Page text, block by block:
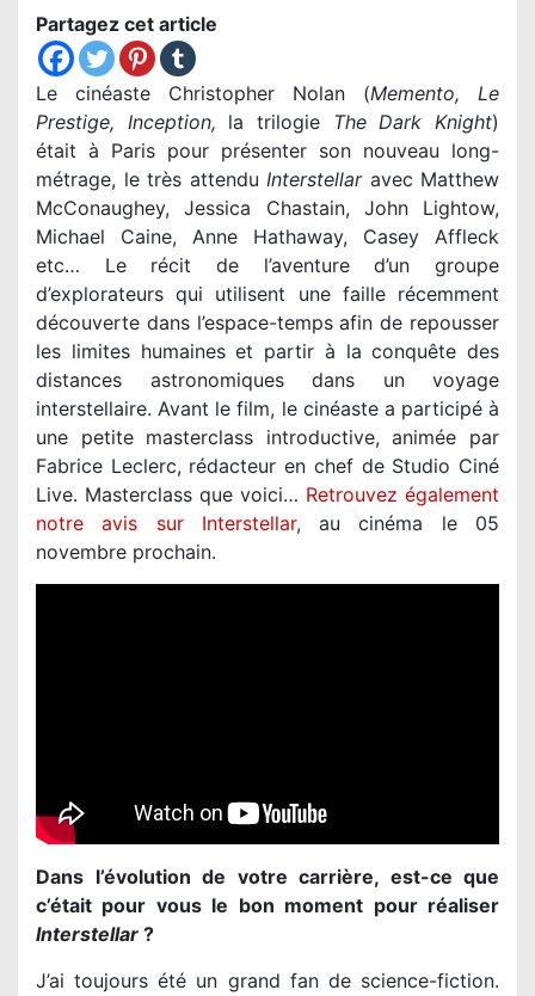
Partagez cet article
Le cinéaste Christopher Nolan (Memento, Le
Prestige, Inception, la trilogie The Dark Knight)
était à Paris pour présenter son nouveau long-
métrage, le très attendu Interstellaravec Matthew
McConaughey, Jessica Chastain, John Lightow,
Michael Caine, Anne Hathaway, Casey Affleck
etc… Le récit de l’aventure d’un groupe
d’explorateurs qui utilisent une faille récemment
découverte dans l’espace-temps afin de repousser
les limites humaines et partir à la conquête des
distances astronomiques dans un voyage
interstellaire. Avant le film, le cinéaste a participé à
une petite masterclass introductive, animée par
Fabrice Leclerc, rédacteur en chef de Studio Ciné
Live. Masterclass que voici… Retrouvez également
notre avis sur Interstellar, au cinéma le 05
novembre prochain.
Dans l’évolution de votre carrière, est-ce que
c’était pour vous le bon moment pour réaliser
Interstellar ?
J’ai toujours été un grand fan de science-fiction.